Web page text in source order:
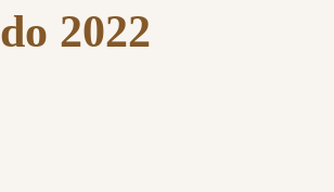
2022